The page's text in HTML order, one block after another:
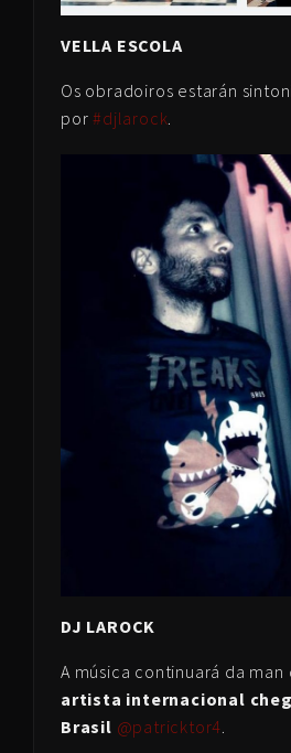
VELLA ESCOLA
Os obradoiros estarán
por#djlarock
DJ LAROCK
A música continuará da man
artista internacional
Brasil @patricktor4